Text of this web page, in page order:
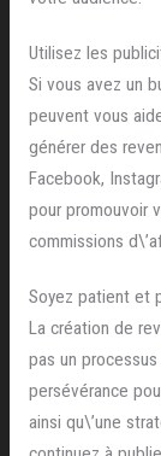
Utilisez les
Si vous avez un
peuvent vous
générer des
Facebook,
pour promouvoir
commissions
Soyez patient et
La création de
pas un
persévérance
ainsi qu\’une